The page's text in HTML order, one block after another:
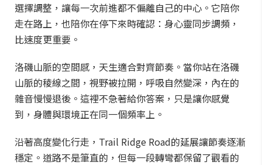
選擇調整，讓每一次前進都不偏離自己的中心。它陪你
走在路上，也陪你在停下來時確認：身心靈同步調頻，
比速度更重要。
洛磯山脈的空間感，天生適合對齊節奏。當你站在洛磯
山脈的稜線之間，視野被拉開，呼吸自然變深，內在的
雜音慢慢退後。這裡不急著給你答案，只是讓你感覺
到，身體與環境正在同一個頻率上。
沿著高度變化行走，Trail Ridge Road的延展讓節奏逐漸
穩定。道路不是筆直的，但每一段轉彎都保留了觀看的